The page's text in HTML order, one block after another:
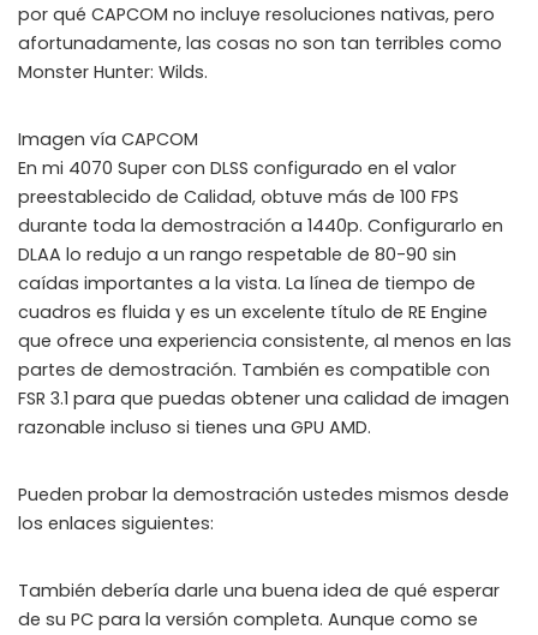
por qué CAPCOM no incluye resoluciones nativas, pero
afortunadamente, las cosas no son tan terribles como
Monster Hunter: Wilds.
Imagen vía CAPCOM
En mi 4070 Super con DLSS configurado en el valor
preestablecido de Calidad, obtuve más de 100 FPS
durante toda la demostración a 1440p. Configurarlo en
DLAA lo redujo a un rango respetable de 80-90 sin
caídas importantes a la vista. La línea de tiempo de
cuadros es fluida y es un excelente título de RE Engine
que ofrece una experiencia consistente, al menos en las
partes de demostración. También es compatible con
FSR 3.1 para que puedas obtener una calidad de imagen
razonable incluso si tienes una GPU AMD.
Pueden probar la demostración ustedes mismos desde
los enlaces siguientes:
También debería darle una buena idea de qué esperar
de su PC para la versión completa. Aunque como se